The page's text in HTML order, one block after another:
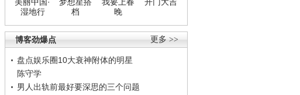
湿地行
档
晚
更多 >>
博客劲爆点
盘点娱乐圈10大衰神附体的明星
陈守学
男人出轨前最好要深思的三个问题